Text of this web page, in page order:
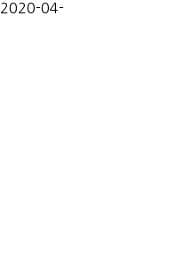
2020-04-